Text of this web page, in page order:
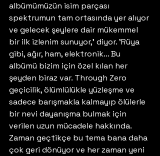
albümümüzün isim parçası
spektrumun tam ortasında yer alıyor
ve gelecek şeylere dair mükemmel
bir ilk izlenim sunuyor,' diyor. 'Rüya
gibi, ağır, ham, elektronik... Bu
albümü bizim için özel kılan her
şeyden biraz var. Through Zero
geçicilik, ölümlülükle yüzleşme ve
sadece barışmakla kalmayıp ölülerle
bir nevi dayanışma bulmak için
verilen uzun mücadele hakkında.
Zaman geçtikçe bu tema bana daha
çok geri dönüyor ve her zaman yeni